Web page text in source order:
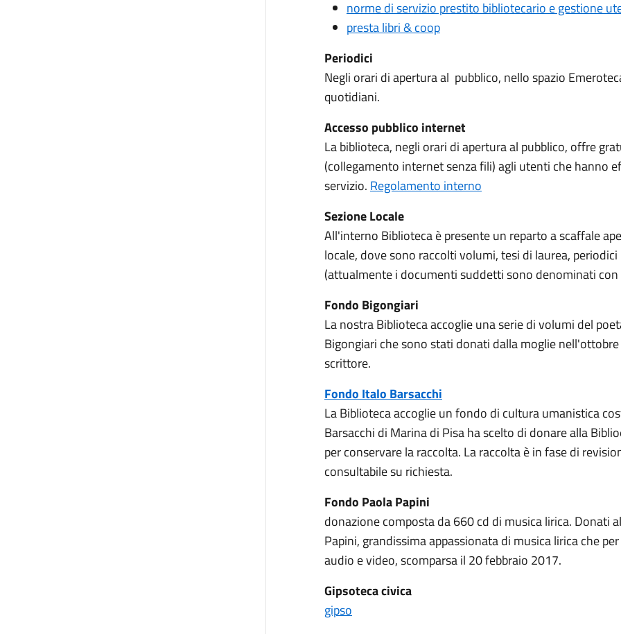
norme di servizio prestito bibliotecario e gestione
presta libri & coop
Periodici
Negli orari di apertura al pubblico, nello spazio
quotidiani.
Accesso pubblico internet
La biblioteca, negli orari di apertura al pubblico, offre
(collegamento internet senza fili) agli utenti che hanno
servizio. Regolamento interno
Sezione Locale
All'interno Biblioteca è presente un reparto a scaffale
locale, dove sono raccolti volumi, tesi di laurea,
(attualmente i documenti suddetti sono denominati con
Fondo Bigongiari
La nostra Biblioteca accoglie una serie di volumi del
Bigongiari che sono stati donati dalla moglie
scrittore.
Fondo Italo Barsacchi
La Biblioteca accoglie un fondo di cultura umanistica
Barsacchi di Marina di Pisa ha scelto di donare alla
per conservare la raccolta. La raccolta è in fase di
consultabile su richiesta.
Fondo Paola Papini
donazione composta da 660 cd di musica lirica. Donati
Papini, grandissima appassionata di musica lirica che
audio e video, scomparsa il 20 febbraio 2017.
Gipsoteca civica
gipso